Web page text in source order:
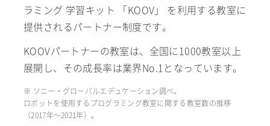
ラミング 学習キット 「KOOV」 を利用する教室に
提供されるパートナー制度です。
KOOVパートナーの教室は、全国に1000教室以上
展開し、その成長率は業界No.1となっています。
※ ソニー・グローバルエデュケーション調べ。
ロボットを使用するプログラミング教室に関する教室数の推移
（2017年〜2021年）。